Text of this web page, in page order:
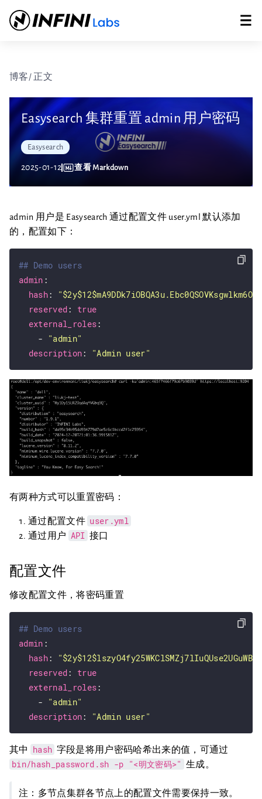
博客/ 正文
Easysearch 集群重置 admin 用户密码
Easysearch
2025-01-12 查看 Markdown
admin 用户是 Easysearch 通过配置文件 user.yml 默认添加
的，配置如下：
## Demo users
admin :
hash:
reserved: true
external_roles:
    -
"admin"
description: "Admin user"
有两种方式可以重置密码：
通过配置文件 user.yml
通过用户 API 接口
配置文件
修改配置文件，将密码重置
## Demo users
admin :
hash:
reserved: true
external_roles:
    -
"admin"
description: "Admin user"
其中 hash 字段是将用户密码哈希出来的值，可通过
bin/hash_password.sh -p "<明文密码>" 生成。
注：多节点集群各节点上的配置文件需要保持一致。